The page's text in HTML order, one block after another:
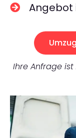
Angebot
Ihre Anfrage ist